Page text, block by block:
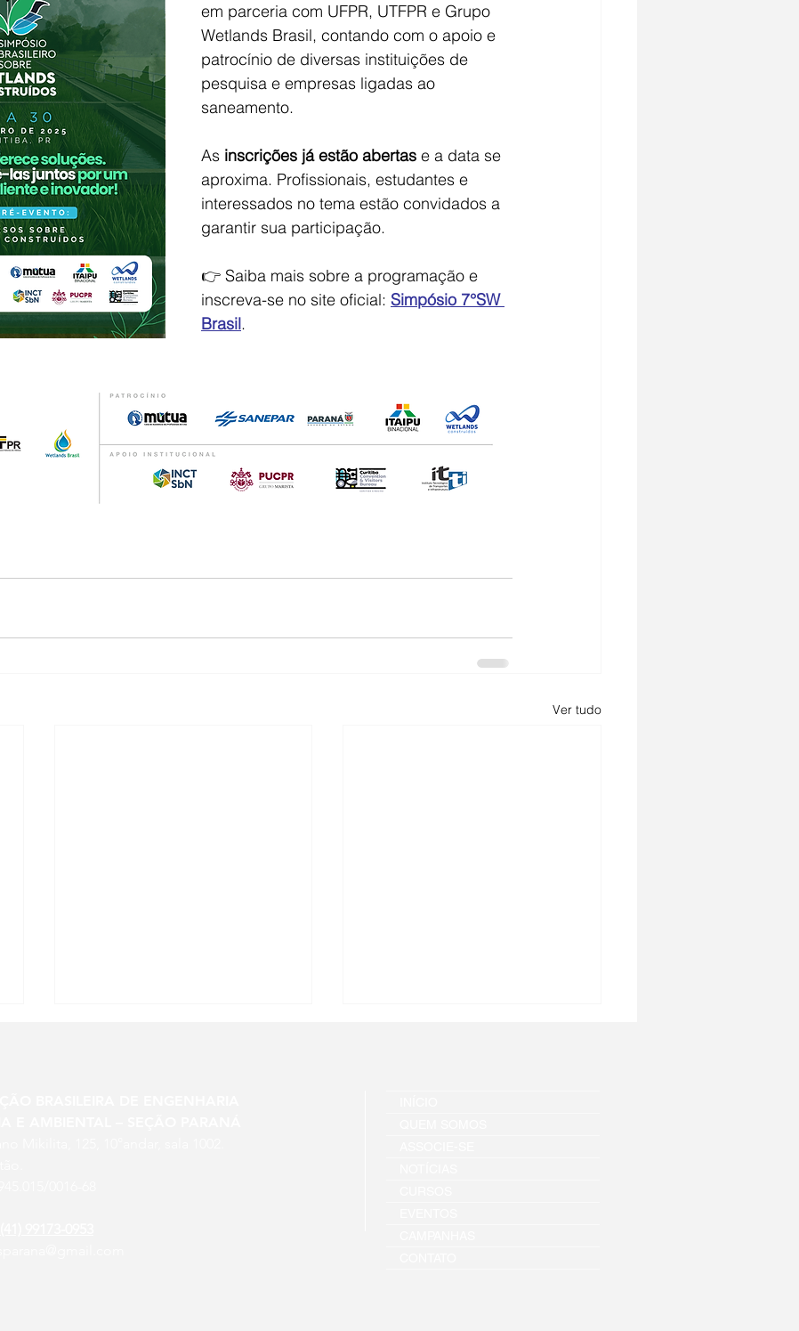
em parceria com UFPR, UTFPR e Grupo
Wetlands Brasil, contando com o apoio e
patrocínio de diversas instituições de
pesquisa e empresas ligadas ao
saneamento.
As inscrições já estão abertas e a data se
aproxima. Profissionais, estudantes e
interessados no tema estão convidados a
garantir sua participação.
👉 Saiba mais sobre a programação e
inscreva-se no site oficial: Sim­pósio 7°SW
Brasil.
Ver tudo